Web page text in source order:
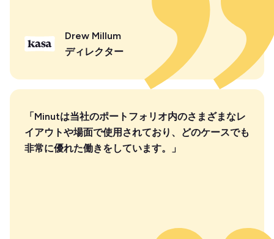
Drew Millum
ディレクター
「Minutは当社のポートフォリオ内のさまざまなレ
イアウトや場面で使用されており、どのケースでも
非常に優れた働きをしています。」